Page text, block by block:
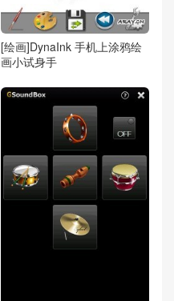
[绘画]DynaInk 手机上涂鸦绘
画小试身手